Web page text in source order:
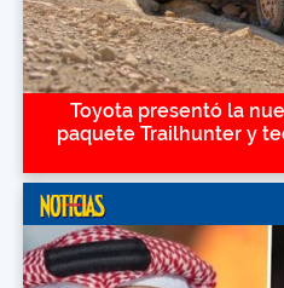
Toyota presentó la
paquete Trailhunter y